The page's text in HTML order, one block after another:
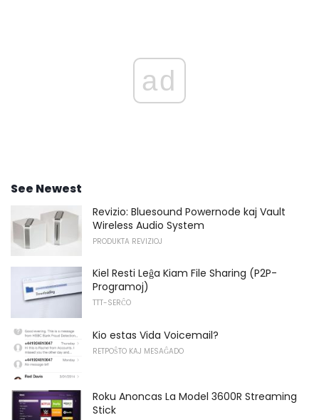
ad
See Newest
Revizio: Bluesound Powernode kaj Vault
Wireless Audio System
PRODUKTA REVIZIOJ
Kiel Resti Leĝa Kiam File Sharing (P2P-
Programoj)
TTT-SERĈO
Kio estas Vida Voicemail?
RETPOŜTO KAJ MESAĜADO
Roku Anoncas La Model 3600R Streaming
Stick